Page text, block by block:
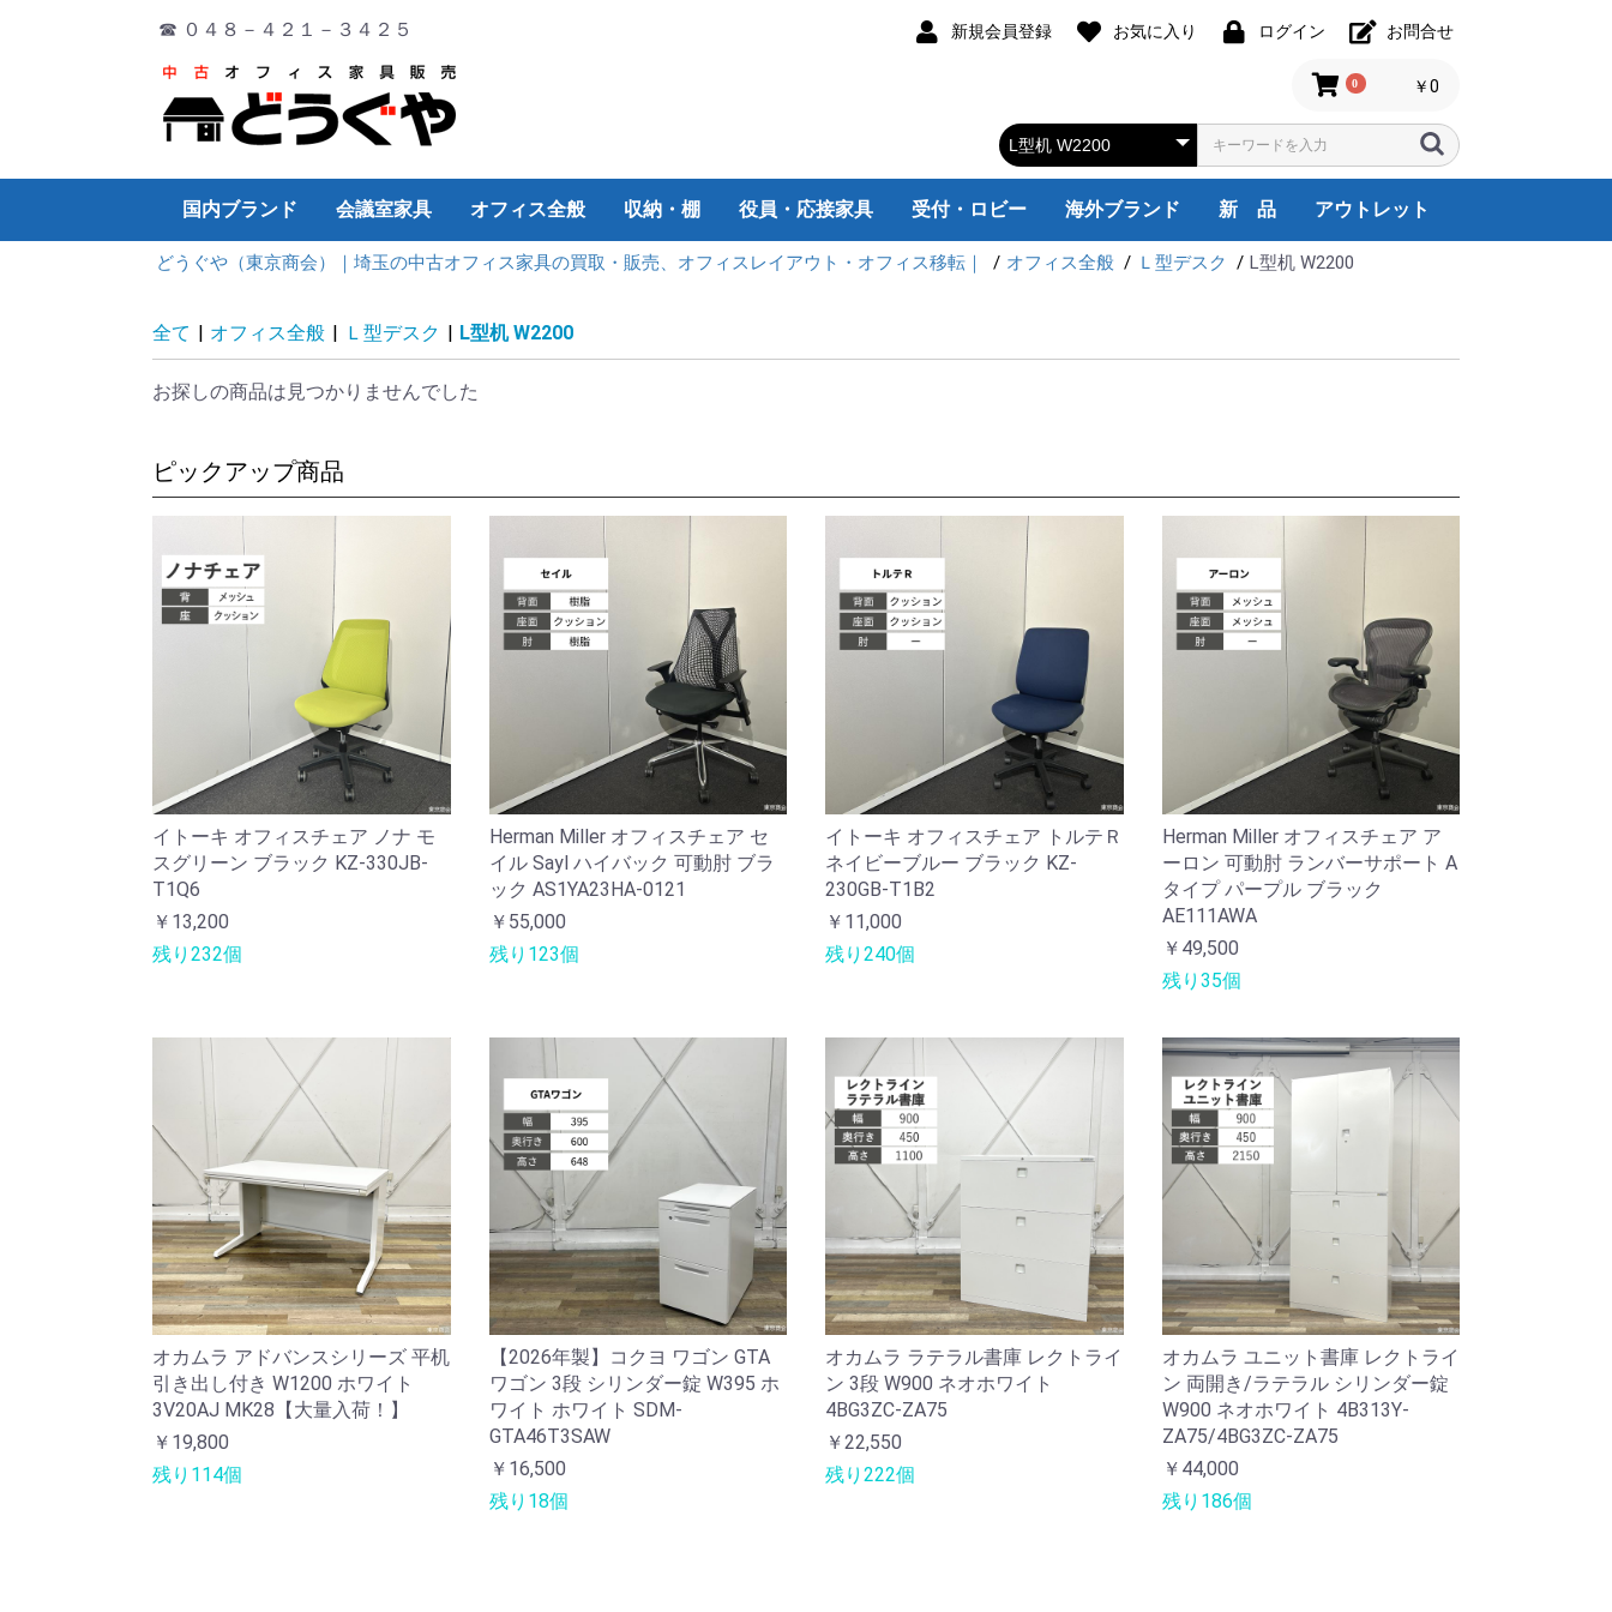
☎ ０４８－４２１－３４２５ 新規会員登録 お気に入り ログイン お問合せ
0 ￥0
国内ブランド
オカムラ デスク
チェア
ワゴン・脇机
会議テーブル
書庫
ロッカー
その他
イトーキ デスク
チェア
ワゴン・脇机
会議テーブル
書庫
ロッカー
その他
コクヨ デスク
チェア
ワゴン・脇机
会議テーブル
書庫
ロッカー
その他
PLUS チェア
デスク
ワゴン・脇机
会議テーブル
書庫
ロッカー
その他
ウチダ デスク
チェア
ワゴン・脇机
会議テーブル
書庫
ロッカー
その他
TOYO デスク
チェア
ワゴン・脇机
会議テーブル
書庫
ロッカー
その他
その他
会議室家具
ミーティングチェア キャスター付
キャスターなし
ミーティングテーブル カウンターテーブル
大型会議テーブル
折りたたみテーブル
ラウンドテーブル
スクエアテーブル
演台
折り畳み
会議サポートツール
オフィス全般
デスクチェア エグゼクティブチェア
肘なしデスクチェア
肘付デスクチェア
チェア用パーツ
片袖デスク 片袖机 旧JIS
片袖机 W1400
片袖机 W1200
片袖机 W1100
片袖机 W1000
両袖デスク 両袖机 旧JIS
両袖机 W1600
両袖机 W1400
平デスク 平机 W800
平机 旧JIS
平机W1800
平机W1600
平机W1500
平机W1400
平机W1200
平机W1100
平机W1000
システムデスク L型机
平机
片袖机
両袖机
折り畳み机
Ｌ型デスク L型机 W2200
L型机 W1800
L型机 W1600
L型机 W1200
ワゴン・脇机 脇机
インサイドワゴン
パーティション
ホワイトボード 脚付きタイプ
壁掛けタイプ
OA機器
オフィス家電
その他
厨房機器
収納・棚
ロッカー/靴箱 衣類ロッカー 1人用
2人用
3人用
4人用
5人用
6人用
8人用
9人用
備品ロッカー
靴 箱
書庫/キャビネット マップケース
オープン書庫
レターケース
ユニット書庫
ラテラルキャビネット
引違い書庫
両開き書庫
ファイルキャビネット
スチールラック
役員・応接家具
応接用家具
応接会議机・椅子
応接セット
エグゼクティブ家具
受付・ロビー
小型・丸テーブル
カウンター
ロビー・ラウンジ
海外ブランド
cassina,ixc
Friz Hansen
HILL INTERNATIONAL
Herman Miller
Knoll
Steelcase
USM Haller
Vitra
Wilkhahn
天童木工
その他
新 品
国内ブランド
オフィス全般
受付・ロビー
役員・応接家具
会議・ミーティング
収納・棚
その他
海外ブランド
アウトレット
国内ブランド
オフィス全般
受付ロビー
役員・応接家具
会議室家具
収納・棚
その他
海外ブランド
どうぐや（東京商会）｜埼玉の中古オフィス家具の買取・販売、オフィスレイアウト・オフィス移転｜ オフィス全般 Ｌ型デスク L型机 W2200
全て | オフィス全般 | Ｌ型デスク | L型机 W2200
お探しの商品は見つかりませんでした
ピックアップ商品
イトーキ オフィスチェア ノナ モ
スグリーン ブラック KZ-330JB-
T1Q6
￥13,200
残り232個
Herman Miller オフィスチェア セ
イル Sayl ハイバック 可動肘 ブラ
ック AS1YA23HA-0121
￥55,000
残り123個
イトーキ オフィスチェア トルテＲ
ネイビーブルー ブラック KZ-
230GB-T1B2
￥11,000
残り240個
Herman Miller オフィスチェア ア
ーロン 可動肘 ランバーサポート A
タイプ パープル ブラック
AE111AWA
￥49,500
残り35個
オカムラ アドバンスシリーズ 平机
引き出し付き W1200 ホワイト
3V20AJ MK28【大量入荷！】
￥19,800
残り114個
【2026年製】コクヨ ワゴン GTA
ワゴン 3段 シリンダー錠 W395 ホ
ワイト ホワイト SDM-
GTA46T3SAW
￥16,500
残り18個
オカムラ ラテラル書庫 レクトライ
ン 3段 W900 ネオホワイト
4BG3ZC-ZA75
￥22,550
残り222個
オカムラ ユニット書庫 レクトライ
ン 両開き/ラテラル シリンダー錠
W900 ネオホワイト 4B313Y-
ZA75/4BG3ZC-ZA75
￥44,000
残り186個